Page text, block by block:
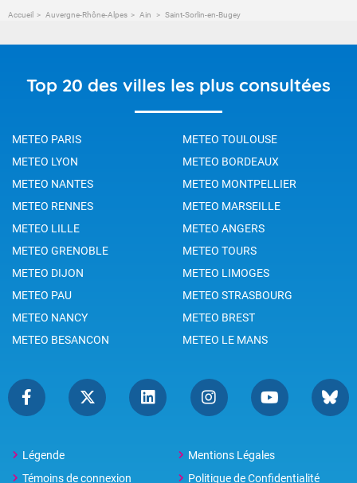
Accueil Auvergne-Rhône-Alpes Ain Saint-Sorlin-en-Bugey
Top 20 des villes les plus consultées
METEO PARIS
METEO TOULOUSE
METEO LYON
METEO BORDEAUX
METEO NANTES
METEO MONTPELLIER
METEO RENNES
METEO MARSEILLE
METEO LILLE
METEO ANGERS
METEO GRENOBLE
METEO TOURS
METEO DIJON
METEO LIMOGES
METEO PAU
METEO STRASBOURG
METEO NANCY
METEO BREST
METEO BESANCON
METEO LE MANS
Légende
Mentions Légales
Témoins de connexion
Politique de Confidentialité